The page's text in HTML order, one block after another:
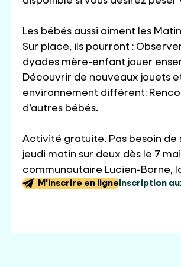
Les bébés aussi aiment les
Sur place, ils pourront :
dyades mère-enfant jouer
Découvrir de nouveaux jouets
environnement différent;
d’autres bébés.
Activité gratuite. Pas besoin de
jeudi matin sur deux dès le 7
communautaire Lucien-Borne,
M'inscrire en ligne Inscription